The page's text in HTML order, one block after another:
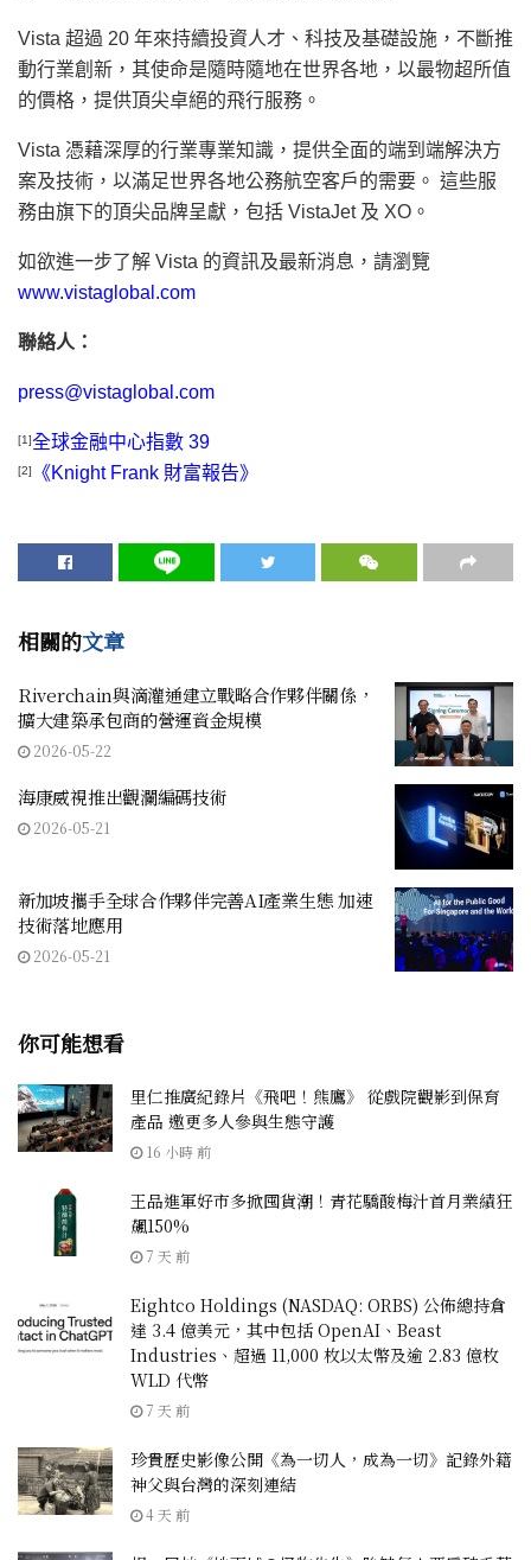
Vista 超過 20 年來持續投資人才、科技及基礎設施，不斷推
動行業創新，其使命是隨時隨地在世界各地，以最物超所值
的價格，提供頂尖卓絕的飛行服務。
Vista 憑藉深厚的行業專業知識，提供全面的端到端解決方
案及技術，以滿足世界各地公務航空客戶的需要。 這些服
務由旗下的頂尖品牌呈獻，包括 VistaJet 及 XO。
如欲進一步了解 Vista 的資訊及最新消息，請瀏覽
www.vistaglobal.com
聯絡人：
press@vistaglobal.com
[1]全球金融中心指數 39
[2] 《Knight Frank 財富報告》
相關的文章
Riverchain與滴灌通建立戰略合作夥伴關係，
擴大建築承包商的營運資金規模
2026-05-22
海康威視推出觀瀾編碼技術
2026-05-21
新加坡攜手全球合作夥伴完善AI產業生態 加速
技術落地應用
2026-05-21
你可能想看
里仁推廣紀錄片《飛吧！熊鷹》 從戲院觀影到保育
產品 邀更多人參與生態守護
16 小時 前
王品進軍好市多掀囤貨潮！青花驕酸梅汁首月業績狂
飆150%
7 天 前
Eightco Holdings (NASDAQ: ORBS) 公佈總持倉
達 3.4 億美元，其中包括 OpenAI、Beast
Industries、超過 11,000 枚以太幣及逾 2.83 億枚
WLD 代幣
7 天 前
珍貴歷史影像公開《為一切人，成為一切》記錄外籍
神父與台灣的深刻連結
4 天 前